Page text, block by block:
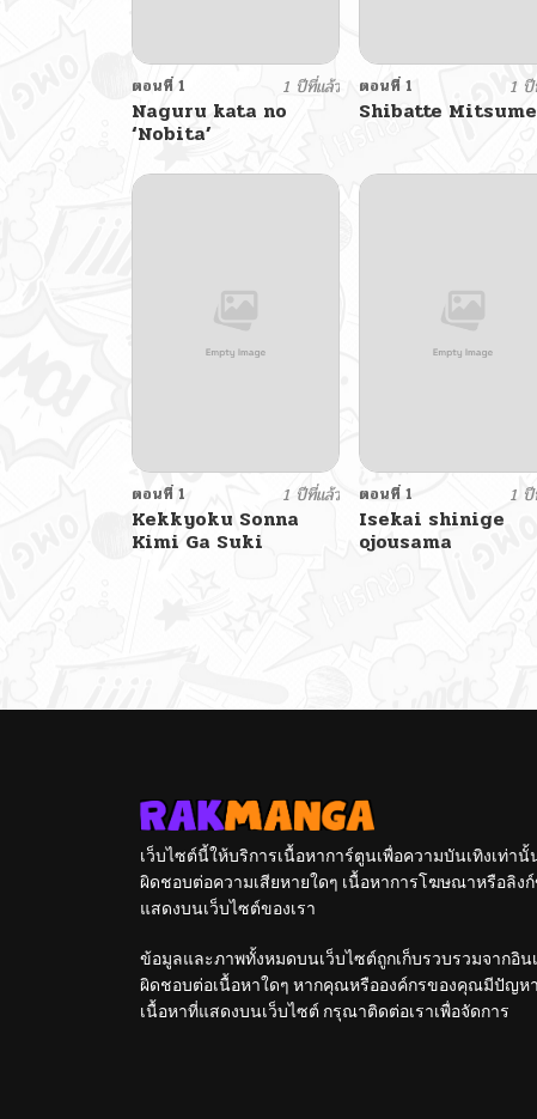
ตอนที่ 1 1 ปีที่แล้ว
Naguru kata no
‘Nobita’
ตอนที่ 1 1 ปี
Shibatte
ตอนที่ 1 1 ปีที่แล้ว
Kekkyoku Sonna
Kimi Ga Suki
ตอนที่ 1 1 ปี
Isekai shinige
ojousama
เว็บไซต์นี้ให้บริการเนื้อหาการ์ตูนเพื่อความบันเทิงเท่า
ผิดชอบต่อความเสียหายใดๆ เนื้อหาการโฆษณาหรือลิง
แสดงบนเว็บไซต์ของเรา
ข้อมูลและภาพทั้งหมดบนเว็บไซต์ถูกเก็บรวบรวมจากอิน
ผิดชอบต่อเนื้อหาใดๆ หากคุณหรือองค์กรของคุณมีปัญหา
เนื้อหาที่แสดงบนเว็บไซต์ กรุณาติดต่อเราเพื่อจัดการ